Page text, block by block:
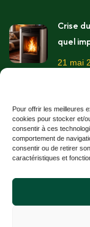
Pour offrir les meilleures
cookies pour stocker et/
consentir à ces
comportement de
consentir ou de retirer
caractéristiques et
Crise
quel
21 mai
Les
11 mai